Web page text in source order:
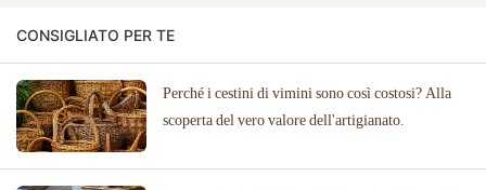
CONSIGLIATO PER TE
Perché i cestini di vimini sono così costosi? Alla
scoperta del vero valore dell'artigianato.